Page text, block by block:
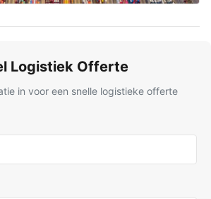
Logistiek Offerte
in voor een snelle logistieke offerte